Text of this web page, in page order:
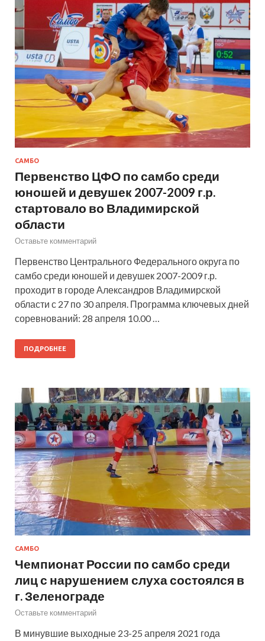
САМБО
Первенство ЦФО по самбо среди
юношей и девушек 2007-2009 г.р.
стартовало во Владимирской
области
Оставьте комментарий
Первенство Центрального Федерального округа по
самбо среди юношей и девушек 2007-2009 г.р.
проходит в городе Александров Владимирской
области с 27 по 30 апреля. Программа ключевых дней
соревнований: 28 апреля 10.00 …
ПОДРОБНЕЕ
САМБО
Чемпионат России по самбо среди
лиц с нарушением слуха состоялся в
г. Зеленограде
Оставьте комментарий
В минувшие выходные 23-25 апреля 2021 года